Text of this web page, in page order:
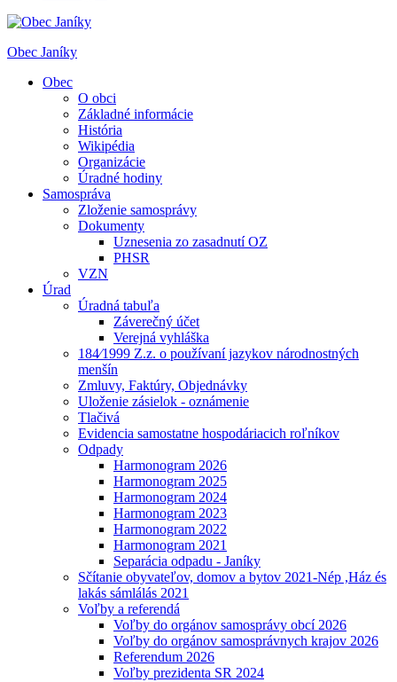
Obec Janíky
Obec
O obci
Základné informácie
História
Wikipédia
Organizácie
Úradné hodiny
Samospráva
Zloženie samosprávy
Dokumenty
Uznesenia zo zasadnutí OZ
PHSR
VZN
Úrad
Úradná tabuľa
Záverečný účet
Verejná vyhláška
184⁄1999 Z.z. o používaní jazykov národnostných
menšín
Zmluvy, Faktúry, Objednávky
Uloženie zásielok - oznámenie
Tlačivá
Evidencia samostatne hospodáriacich roľníkov
Odpady
Harmonogram 2026
Harmonogram 2025
Harmonogram 2024
Harmonogram 2023
Harmonogram 2022
Harmonogram 2021
Separácia odpadu - Janíky
Sčítanie obyvateľov, domov a bytov 2021-Nép ,Ház és
lakás sámlálás 2021
Voľby a referendá
Voľby do orgánov samosprávy obcí 2026
Voľby do orgánov samosprávnych krajov 2026
Referendum 2026
Voľby prezidenta SR 2024